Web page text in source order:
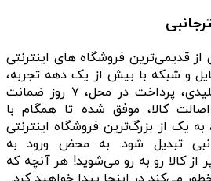
قدیمی‌ترین فروشگاه های اینترنتی
و شبکه با بیش از یک دهه تجربه،
با پایبندی به سه اصل کلیدی، پرداخت در محل، ۷ روز ضمانت
کالا، موفق شده تا همگام با
یک از بزرگ‌ترین فروشگاه اینترنتی
تبدیل شود. به محض ورود به
از کالا رو به رو می‌شوید! هر آنچه که